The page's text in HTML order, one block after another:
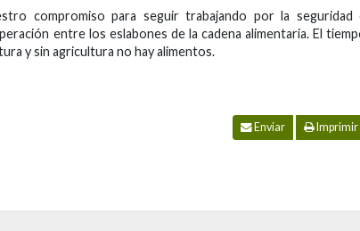
compromiso para seguir trabajando por la seguridad
entre los eslabones de la cadena alimentaria. El
y sin agricultura no hay alimentos.
Enviar Imprimir